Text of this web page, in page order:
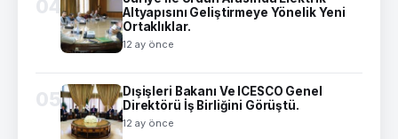
04
Altyapısını Geliştirmeye Yönelik Yeni
Ortaklıklar.
12 ay önce
05
Dışişleri Bakanı Ve ICESCO Genel
Direktörü İş Birliğini Görüştü.
12 ay önce